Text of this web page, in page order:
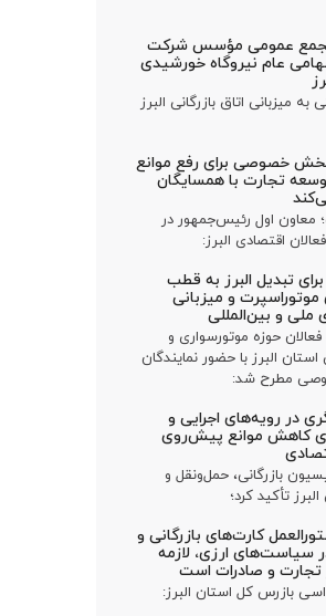
مجمع عمومی مؤسس شرکت
عام نیروگاه خورشیدی
میزبانی اتاق بازرگانی البرز
خصوصی برای رفع موانع
تجارت با همسایگان
معاون اول رئیس‌جمهور در
اقتصادی البرز:
تبدیل البرز به قطب
و میزبانی
ملی و بین‌المللی
حوزه موتورسواری و
استان البرز با حضور نمایندگان
مطرح شد:
در رویه‌های اجرایی و
کاهش موانع پیش‌روی
بازرگانی، حمل‌ونقل و
تأکید کرد؛
کارت‌های بازرگانی و
سیاست‌های ارزی، لازمه
تجارت و صادرات است
بازرس کل استان البرز: